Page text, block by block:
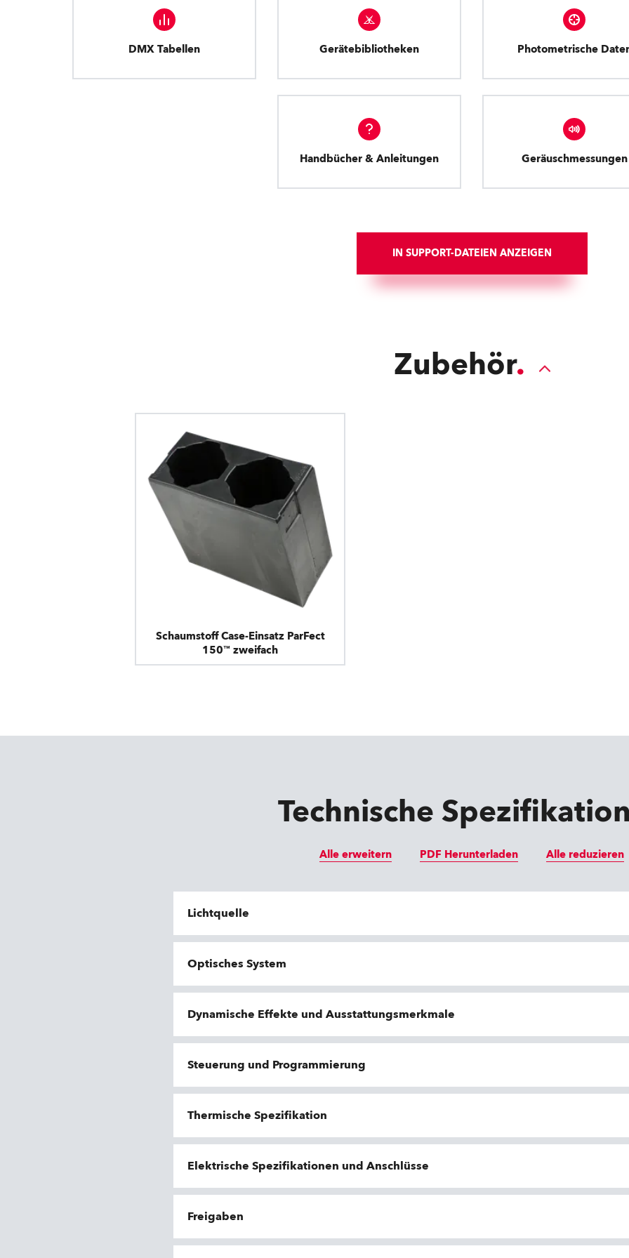
DMX Tabellen Gerätebibliotheken Photometrische
Handbücher & Anleitungen Geräuschmessungen
IN SUPPORT-DATEIEN ANZEIGEN
Zubehör
Schaumstoff Case-Einsatz ParFect
150™ zweifach
Technische
Alle erweitern PDF Herunterladen Alle reduzieren
Lichtquelle
Optisches System
Dynamische Effekte und Ausstattungsmerkmale
Steuerung und Programmierung
Thermische Spezifikation
Elektrische Spezifikationen und Anschlüsse
Freigaben